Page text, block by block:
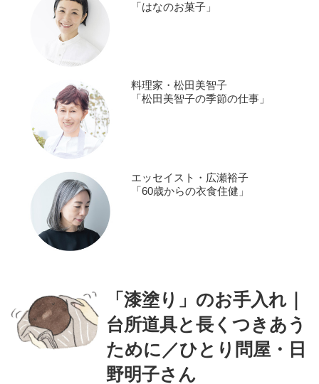
「はなのお菓子」
料理家・松田美智子
「松田美智子の季節の仕事」
エッセイスト・広瀬裕子
「60歳からの衣食住健」
「漆塗り」のお手入れ｜
台所道具と長くつきあう
ために／ひとり問屋・日
野明子さん